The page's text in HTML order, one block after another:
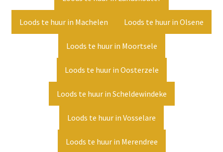
Loods te huur in Machelen Loods te huur in Olsene
Loods te huur in Moortsele
Loods te huur in Oosterzele
Loods te huur in Scheldewindeke
Loods te huur in Vosselare
Loods te huur in Merendree